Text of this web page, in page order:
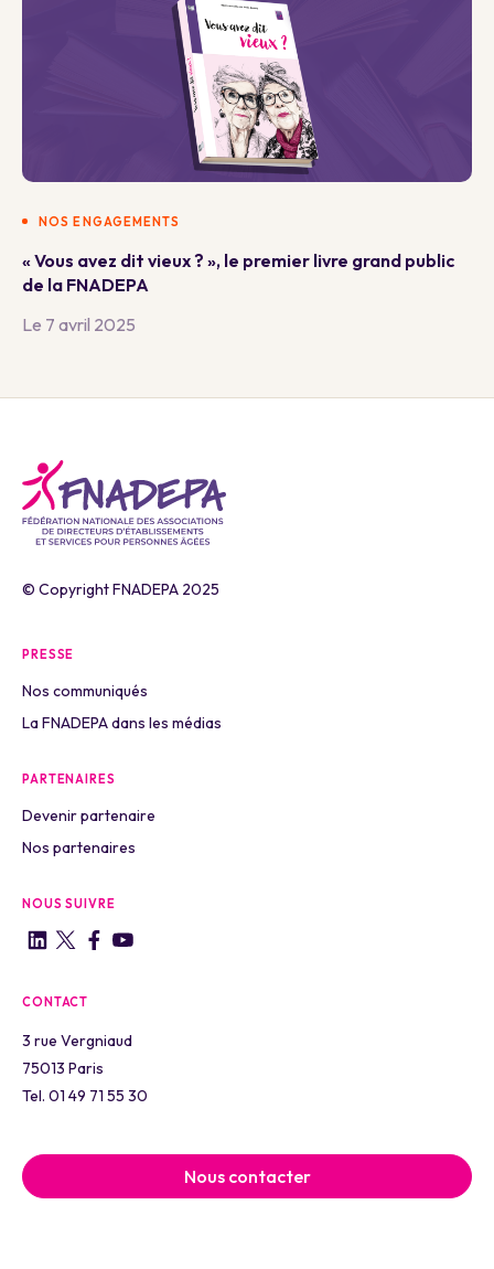
NOS ENGAGEMENTS
« Vous avez dit vieux ? », le premier livre grand public
de la FNADEPA
Le 7 avril 2025
© Copyright FNADEPA 2025
PRESSE
Nos communiqués
La FNADEPA dans les médias
PARTENAIRES
Devenir partenaire
Nos partenaires
NOUS SUIVRE
CONTACT
3 rue Vergniaud
75013 Paris
Tel. 01 49 71 55 30
Nous contacter